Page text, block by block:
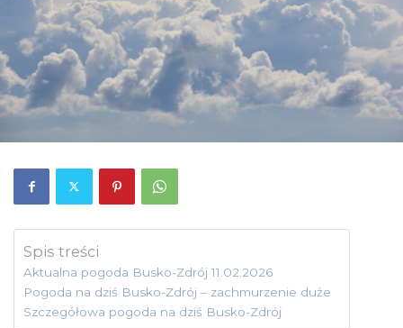
Spis treści
Aktualna pogoda Busko-Zdrój 11.02.2026
Pogoda na dziś Busko-Zdrój – zachmurzenie duże
Szczegółowa pogoda na dziś Busko-Zdrój